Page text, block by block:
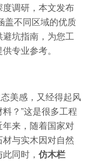
调研，本文发布
盖不同区域的优质
坑指南，为您工
专业参考。
美感，又经得起风
？”这是很多工程
来，随着国家对
与实木因对自然
此同时，仿木栏